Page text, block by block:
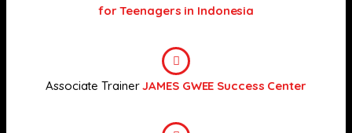
for Teenagers in Indonesia
Associate TrainerJAMES GWEE Success Center